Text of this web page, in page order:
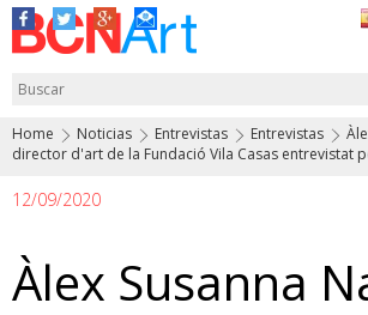
Home Noticias Entrevistas Entrevistas
director d'art de la Fundació Vila Casas entrevistat
12/09/2020
Àlex Susanna